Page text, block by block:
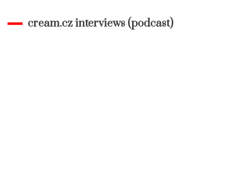
cream.cz interviews (podcast)